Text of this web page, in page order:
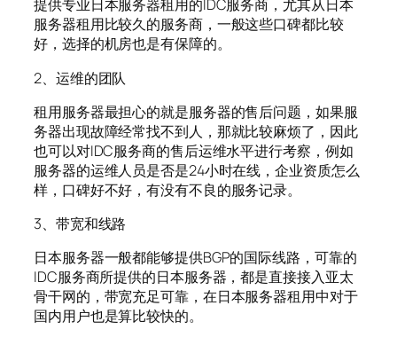
提供专业日本服务器租用的IDC服务商，尤其从日本
服务器租用比较久的服务商，一般这些口碑都比较
好，选择的机房也是有保障的。
2、运维的团队
租用服务器最担心的就是服务器的售后问题，如果服
务器出现故障经常找不到人，那就比较麻烦了，因此
也可以对IDC服务商的售后运维水平进行考察，例如
服务器的运维人员是否是24小时在线，企业资质怎么
样，口碑好不好，有没有不良的服务记录。
3、带宽和线路
日本服务器一般都能够提供BGP的国际线路，可靠的
IDC服务商所提供的日本服务器，都是直接接入亚太
骨干网的，带宽充足可靠，在日本服务器租用中对于
国内用户也是算比较快的。